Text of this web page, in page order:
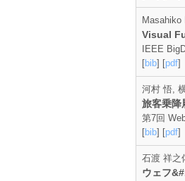
Visual
IEEE
[bib] [pdf]
河村 悟,
旅客乗降
第7回
[bib] [pdf]
石渡 祥之
ウェフ